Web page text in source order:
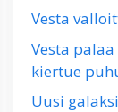
Vesta
Vesta
kiertue
Uusi